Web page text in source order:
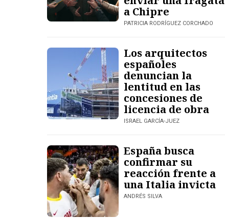
a Chipre
PATRICIA RODRÍGUEZ CORCHADO
Los arquitectos
españoles
denuncian la
lentitud en las
concesiones de
licencia de obra
ISRAEL GARCÍA-JUEZ
España busca
confirmar su
reacción frente a
una Italia invicta
ANDRÉS SILVA